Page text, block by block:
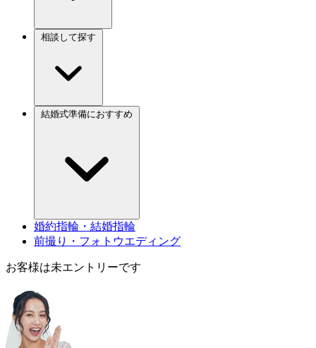
婚約指輪・結婚指輪
前撮り・フォトウエディング
お客様は未エントリーです